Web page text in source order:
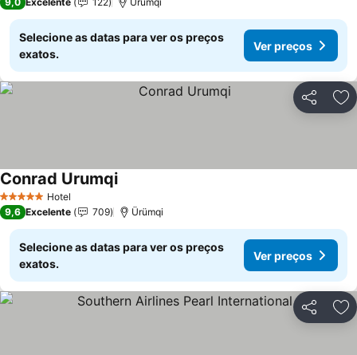
Selecione as datas para ver os preços
exatos.
Ver preços
Partilhar
5 Estrelas Hotel
Conrad UrumqiVer preços
9,6 Excelente 709 Ürümqi
Selecione as datas para ver os preços
exatos.
Ver preços
Partilhar